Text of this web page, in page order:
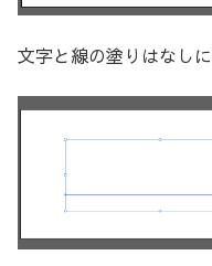
文字と線の塗りはなしに